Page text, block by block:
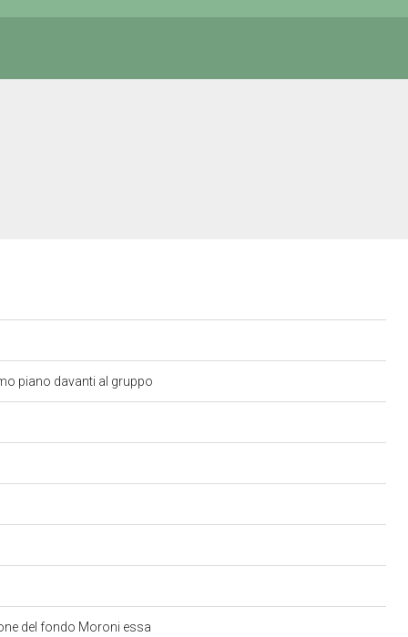
piano davanti al gruppo
del fondo Moroni essa